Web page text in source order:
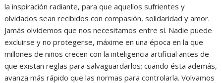
la inspiración radiante, para que aquellos sufrientes y
olvidados sean recibidos con compasión, solidaridad y amor.
Jamás olvidemos que nos necesitamos entre sí. Nadie puede
excluirse y no protegerse, máxime en una época en la que
millones de niños crecen con la inteligencia artificial antes de
que existan reglas para salvaguardarlos; cuando ésta además,
avanza más rápido que las normas para controlarla. Volvamos